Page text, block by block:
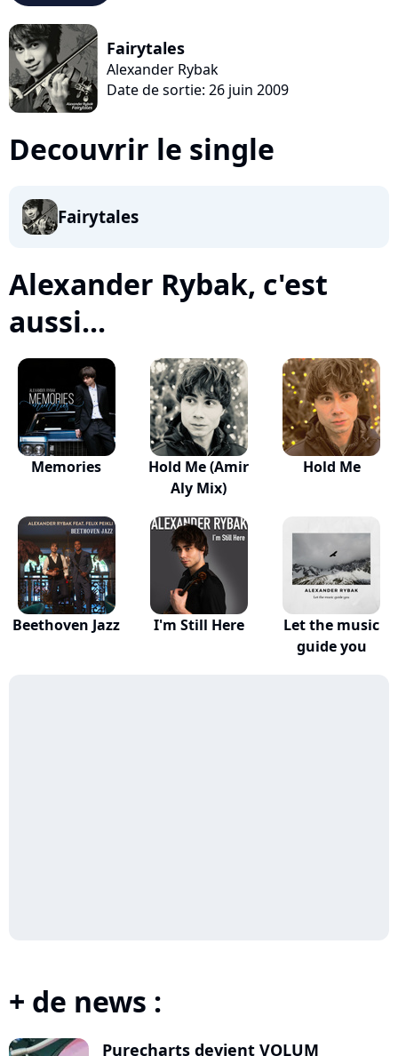
Fairytales
Alexander Rybak
Date de sortie: 26 juin 2009
Decouvrir le single
Fairytales
Alexander Rybak, c'est
aussi...
Memories
Hold Me (Amir
Aly Mix)
Hold Me
Beethoven Jazz I'm Still Here
Let the music
guide you
+ de news :
Purecharts devient VOLUM